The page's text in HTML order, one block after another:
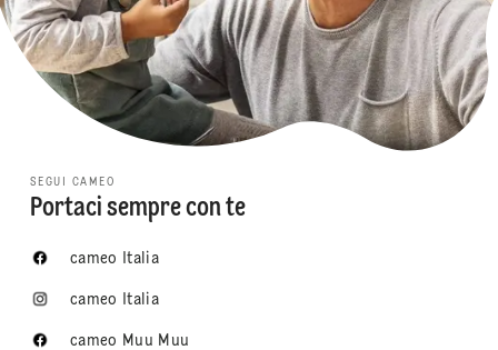
SEGUI CAMEO
Portaci sempre con te
cameo Italia
cameo Italia
cameo Muu Muu